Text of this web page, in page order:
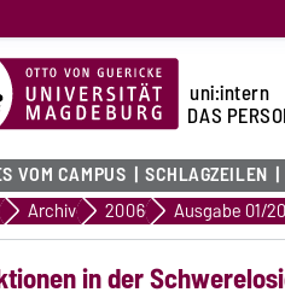
uni:intern
DAS
VOM CAMPUS SCHLAGZEILEN
uni:report
Archiv 2006 Ausgabe 01/
in der